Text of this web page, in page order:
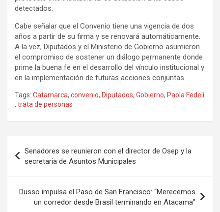
detectados.
Cabe señalar que el Convenio tiene una vigencia de dos
años a partir de su firma y se renovará automáticamente.
A la vez, Diputados y el Ministerio de Gobierno asumieron
el compromiso de sostener un diálogo permanente donde
prime la buena fe en el desarrollo del vínculo institucional y
en la implementación de futuras acciones conjuntas.
Tags: Catamarca, convenio, Diputados, Gobierno, Paola Fedeli
, trata de personas
de
entradas
Senadores se reunieron con el director de Osep y la
secretaria de Asuntos Municipales
Dusso impulsa el Paso de San Francisco: “Merecemos
un corredor desde Brasil terminando en Atacama”